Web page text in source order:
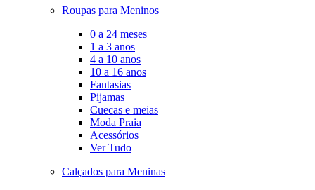
Roupas para Meninos
0 a 24 meses
1 a 3 anos
4 a 10 anos
10 a 16 anos
Fantasias
Pijamas
Cuecas e meias
Moda Praia
Acessórios
Ver Tudo
Calçados para Meninas